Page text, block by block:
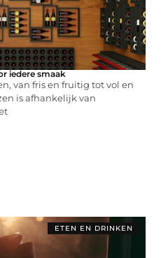
iedere smaak
van fris en fruitig tot vol en
is afhankelijk van
ETEN EN DRINKEN